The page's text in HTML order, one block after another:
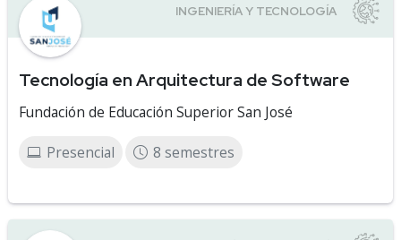
Tecnología en Arquitectura de Software
Fundación de Educación Superior San José
Presencial 8 semestres